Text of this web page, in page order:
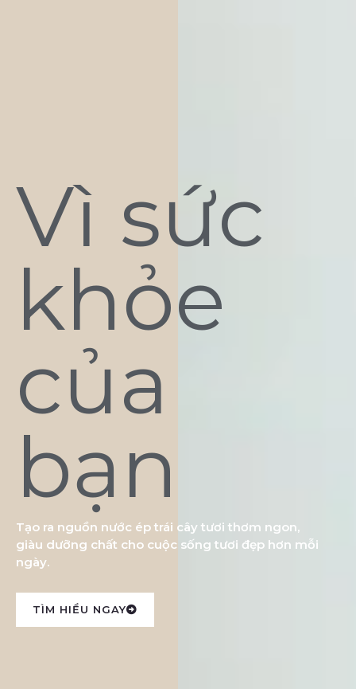
Vì sức
khỏe
của
bạn
Tạo ra nguồn nước ép trái cây tươi thơm ngon,
giàu dưỡng chất cho cuộc sống tươi đẹp hơn mỗi
ngày.
TÌM HIỂU NGAY